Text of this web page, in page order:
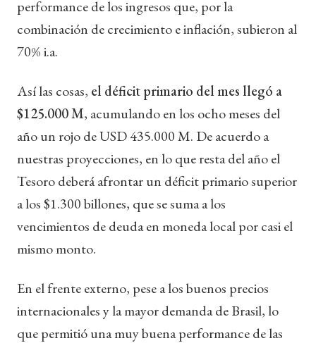
performance de los ingresos que, por la
combinación de crecimiento e inflación, subieron al
70% i.a.
Así las cosas, el déficit primario del mes llegó a
$125.000 M, acumulando en los ocho meses del
año un rojo de USD 435.000 M. De acuerdo a
nuestras proyecciones, en lo que resta del año el
Tesoro deberá afrontar un déficit primario superior
a los $1.300 billones, que se suma a los
vencimientos de deuda en moneda local por casi el
mismo monto.
En el frente externo, pese a los buenos precios
internacionales y la mayor demanda de Brasil, lo
que permitió una muy buena performance de las